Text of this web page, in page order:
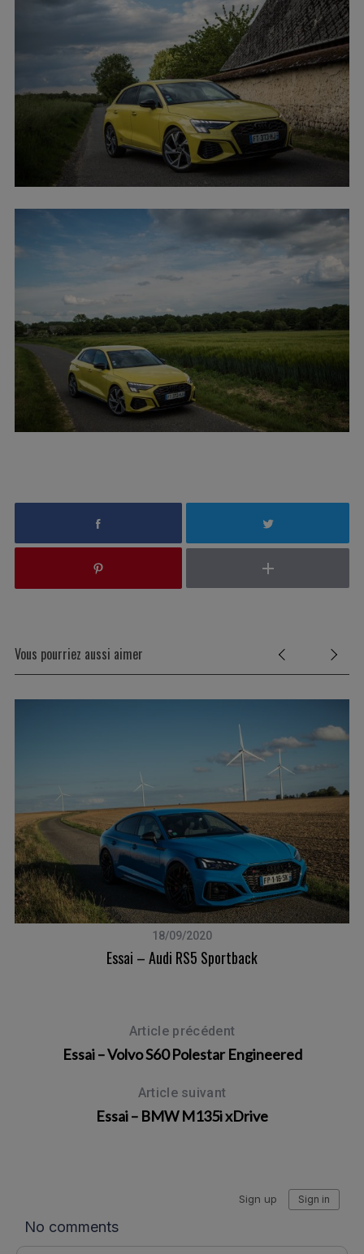
Vous pourriez aussi aimer
18/09/2020
Essai – Audi RS5 Sportback
Article précédent
Essai – Volvo S60 Polestar Engineered
Article suivant
Essai – BMW M135i xDrive